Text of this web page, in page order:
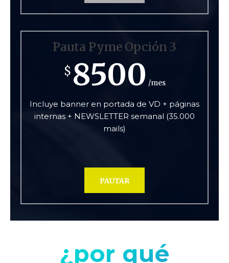
Pauta Pyme Opción 3
$ 8500 /mes
Incluye banner en portada de VD + páginas
internas + NEWSLETTER semanal (35.000
mails)
PAUTAR
¿por qué